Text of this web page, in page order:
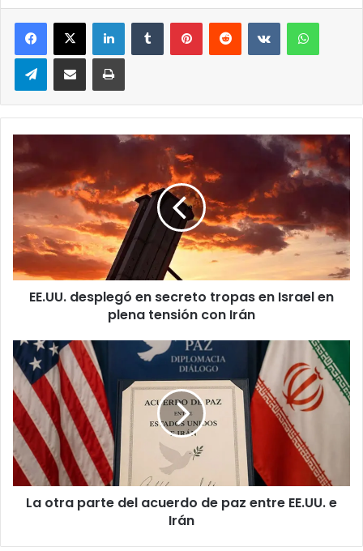
LinkedInTumblr PinterestReddit VKontakte
TelegramCompartir via correo electrónicoImpresión
EE.UU.
en
secreto
tropas
en
Israel
plena
tensión
EE.UU. desplegó en secreto tropas en Israel en
plena tensión con Irán
La
otra
parte
del
acuerdo
de
paz
entre
EE.UU.
La otra parte del acuerdo de paz entre EE.UU. e
Irán